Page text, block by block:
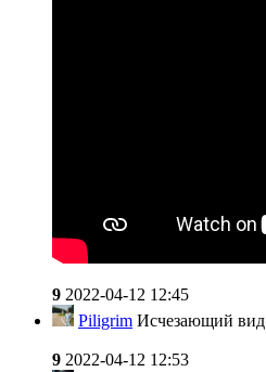
9 2022-04-12 12:45
Piligrim Исчезающий вид
9 2022-04-12 12:53